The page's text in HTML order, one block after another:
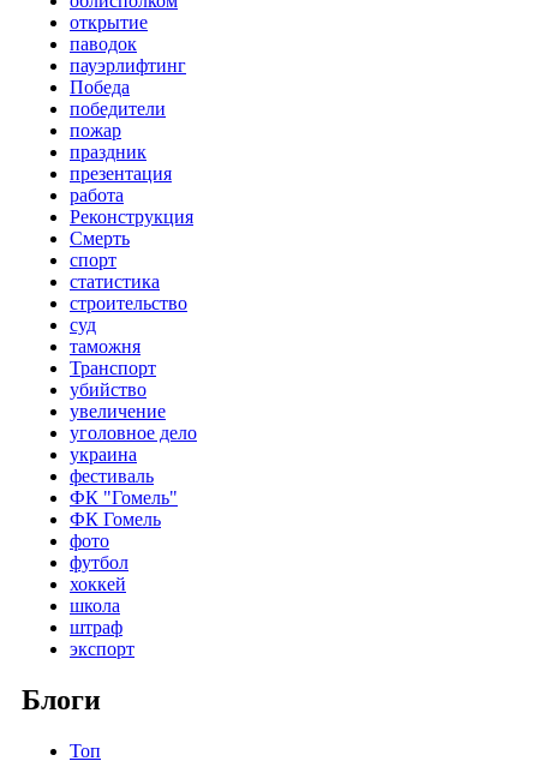
открытие
паводок
пауэрлифтинг
Победа
победители
пожар
праздник
презентация
работа
Реконструкция
Смерть
спорт
статистика
строительство
суд
таможня
Транспорт
убийство
увеличение
уголовное дело
украина
фестиваль
ФК "Гомель"
ФК Гомель
фото
футбол
хоккей
школа
штраф
экспорт
Блоги
Топ